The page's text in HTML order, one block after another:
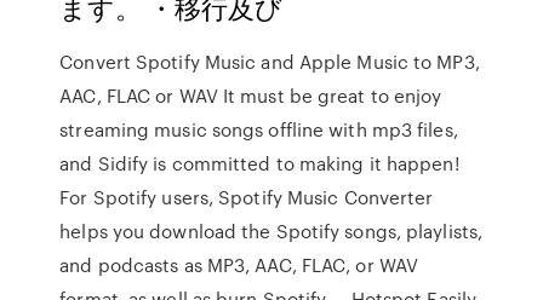
Convert Spotify Music and Apple Music to MP3,
AAC, FLAC or WAV It must be great to enjoy
streaming music songs offline with mp3 files,
and Sidify is committed to making it happen!
For Spotify users, Spotify Music Converter
helps you download the Spotify songs, playlists,
and podcasts as MP3, AAC, FLAC, or WAV